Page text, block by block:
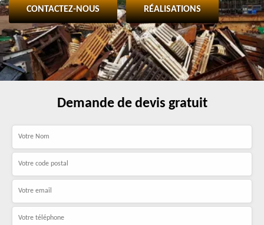
CONTACTEZ-NOUS RÉALISATIONS
Demande de devis gratuit